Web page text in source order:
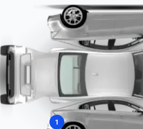
Flex
Tipo de Combustível
Combustão
Tipo de Motor
Integração com Apple Car Play
FM/AM
Radio
1